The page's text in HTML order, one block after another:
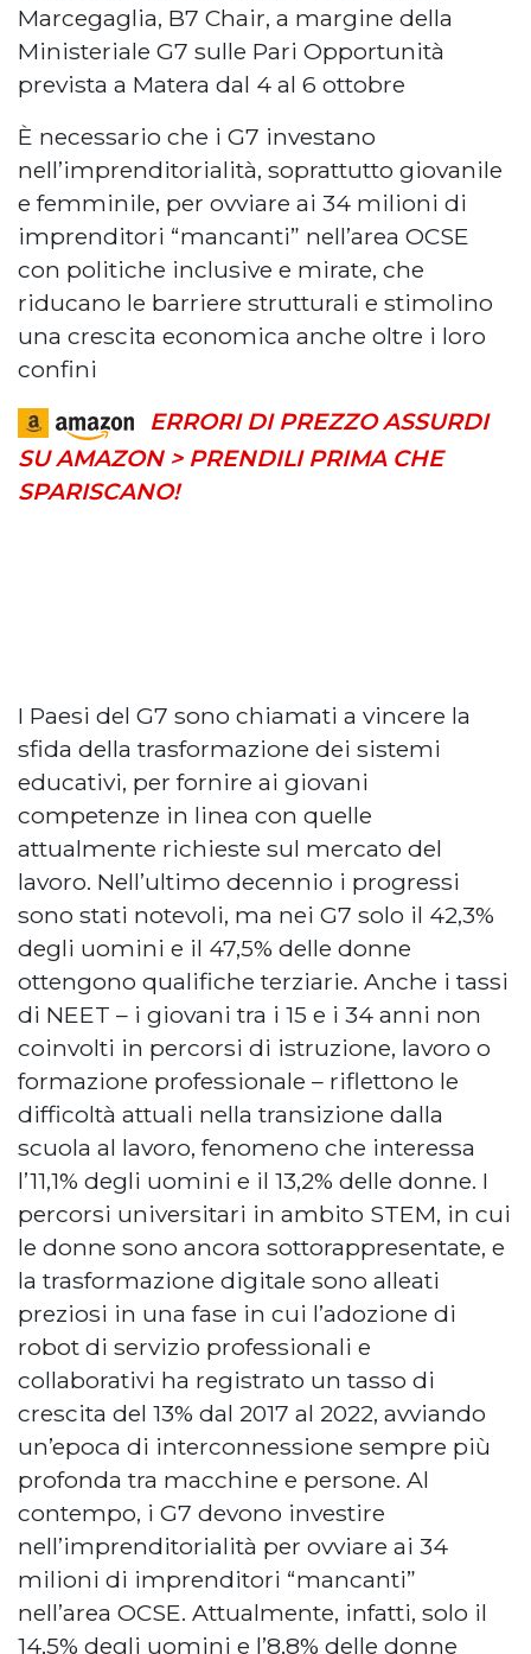
Marcegaglia, B7 Chair, a margine della
Ministeriale G7 sulle Pari Opportunità
prevista a Matera dal 4 al 6 ottobre
È necessario che i G7 investano
nell’imprenditorialità, soprattutto giovanile
e femminile, per ovviare ai 34 milioni di
imprenditori “mancanti” nell’area OCSE
con politiche inclusive e mirate, che
riducano le barriere strutturali e stimolino
una crescita economica anche oltre i loro
confini
ERRORI DI PREZZO ASSURDI
SU AMAZON > PRENDILI PRIMA CHE
SPARISCANO!
I Paesi del G7 sono chiamati a vincere la
sfida della trasformazione dei sistemi
educativi, per fornire ai giovani
competenze in linea con quelle
attualmente richieste sul mercato del
lavoro. Nell’ultimo decennio i progressi
sono stati notevoli, ma nei G7 solo il 42,3%
degli uomini e il 47,5% delle donne
ottengono qualifiche terziarie. Anche i tassi
di NEET – i giovani tra i 15 e i 34 anni non
coinvolti in percorsi di istruzione, lavoro o
formazione professionale – riflettono le
difficoltà attuali nella transizione dalla
scuola al lavoro, fenomeno che interessa
l’11,1% degli uomini e il 13,2% delle donne. I
percorsi universitari in ambito STEM, in cui
le donne sono ancora sottorappresentate, e
la trasformazione digitale sono alleati
preziosi in una fase in cui l’adozione di
robot di servizio professionali e
collaborativi ha registrato un tasso di
crescita del 13% dal 2017 al 2022, avviando
un’epoca di interconnessione sempre più
profonda tra macchine e persone. Al
contempo, i G7 devono investire
nell’imprenditorialità per ovviare ai 34
milioni di imprenditori “mancanti”
nell’area OCSE. Attualmente, infatti, solo il
14,5% degli uomini e l’8,8% delle donne